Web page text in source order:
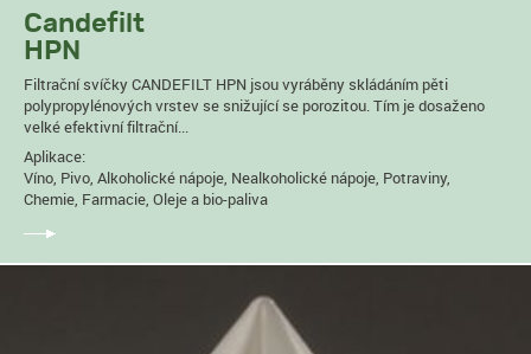
Candefilt
HPN
Filtrační svíčky CANDEFILT HPN jsou vyráběny skládáním pěti
polypropylénových vrstev se snižující se porozitou. Tím je dosaženo
velké efektivní filtrační...
Aplikace:
Víno, Pivo, Alkoholické nápoje, Nealkoholické nápoje, Potraviny,
Chemie, Farmacie, Oleje a bio-paliva